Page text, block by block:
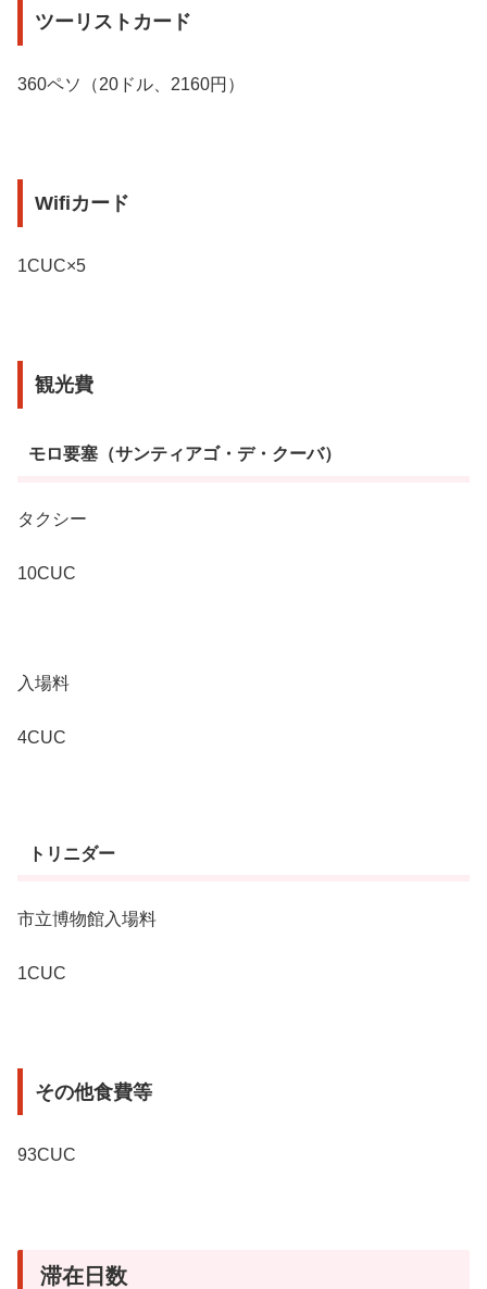
ツーリストカード
360ペソ（20ドル、2160円）
Wifiカード
1CUC×5
観光費
モロ要塞（サンティアゴ・デ・クーバ）
タクシー
10CUC
入場料
4CUC
トリニダー
市立博物館入場料
1CUC
その他食費等
93CUC
滞在日数